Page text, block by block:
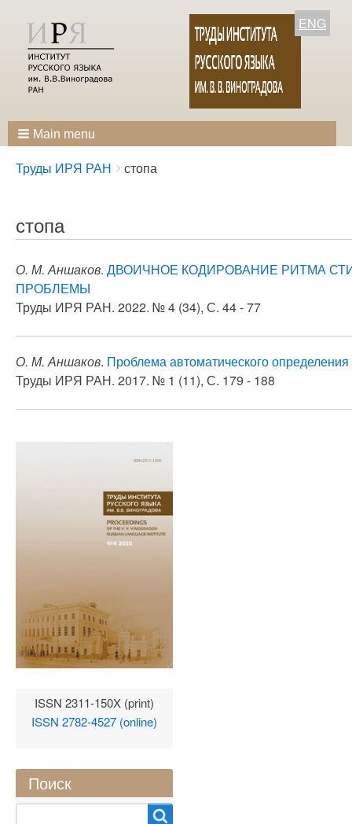
ENG
Main menu
Breadcrumbs
You
Труды ИРЯ РАН стопа
стопа
О. М. Аншаков. ДВОИЧНОЕ КОДИРОВАНИЕ РИТМА
ПРОБЛЕМЫ
Труды ИРЯ РАН. 2022. № 4 (34), С. 44 - 77
О. М. Аншаков. Проблема автоматического
Труды ИРЯ РАН. 2017. № 1 (11), С. 179 - 188
ISSN 2311-150X (print)
ISSN 2782-4527 (online)
Поиск